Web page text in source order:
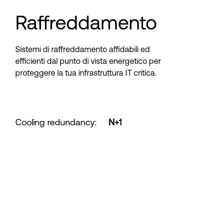
Raffreddamento
Sistemi di raffreddamento affidabili ed
efficienti dal punto di vista energetico per
proteggere la tua infrastruttura IT critica.
Cooling redundancy: N+1